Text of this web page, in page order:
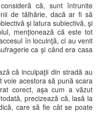
că, sunt întrunite
de tâlhărie, dacă ar fi să
şi latura subiectivă, şi
menţionează că este tot
în locuinţă, ci au venit
ca şi când era casa
că inculpaţii din stradă au
voie acestora să pună scara
corect, aşa cum a văzut
precizează că, lasă la
care să fie cât se poate